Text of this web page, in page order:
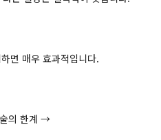
면 매우 효과적입니다.
의 한계 →